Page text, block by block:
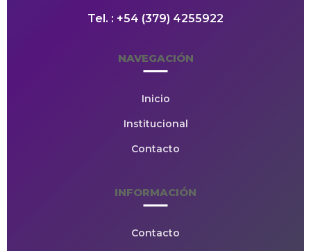
Tel. : +54 (379) 4255922
NAVEGACIÓN
Inicio
Institucional
Contacto
INFORMACIÓN
Contacto